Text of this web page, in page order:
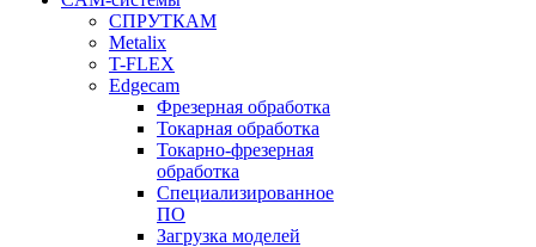
СПРУТКAM
Metalix
T-FLEX
Edgecam
Фрезерная обработка
Токарная обработка
Токарно-фрезерная
обработка
Специализированное
ПО
Загрузка моделей